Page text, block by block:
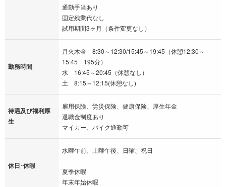
通勤手当あり
固定残業代なし
試用期間3ヶ月（条件変更なし）
勤務時間
月火木金 8:30～12:30/15:45～19:45（休憩12:30～
15:45 195分）
水 16:45～20:45（休憩なし）
土 8:15～12:15(休憩なし)
待遇及び福利厚
生
雇用保険、労災保険、健康保険、厚生年金
退職金制度あり
マイカー、バイク通勤可
休日･休暇
水曜午前、土曜午後、日曜、祝日
夏季休暇
年末年始休暇